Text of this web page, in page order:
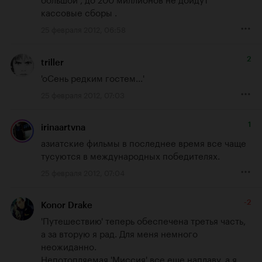
кассовые сборы .
triller 2
'оСень редким гостем...'
irinaartvna 1
азиатские фильмы в последнее время все чаще
тусуются в международных победителях.
Konor Drake -2
'Путешествию' теперь обеспечена третья часть,
а за вторую я рад. Для меня немного
неожиданно.
Непотопляемая 'Миссия' все еще наплаву, а я